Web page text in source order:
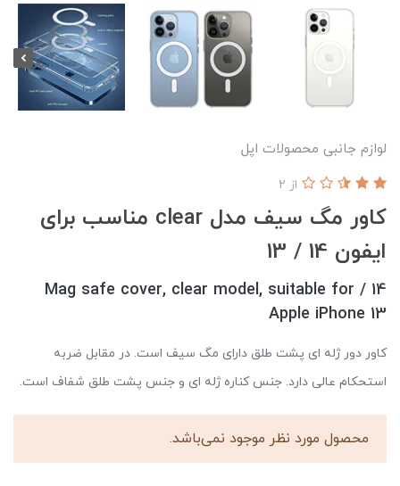
لوازم جانبی محصولات اپل
کاور مگ سیف مدل clear مناسب برای
ایفون 14 / 13
از 2
14 / Mag safe cover, clear model, suitable for
Apple iPhone 13
کاور دور ژله ای پشت طلق دارای مگ سیف است. در مقابل ضربه
استحکام عالی دارد. جنس کناره ژله ای و جنس پشت طلق شفاف است.
محصول مورد نظر موجود نمی‌باشد.